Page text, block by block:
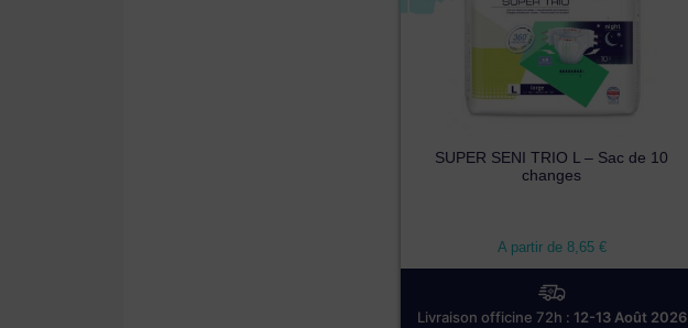
SUPER SENI TRIO L – Sac de 10
changes
A partir de 8,65 €
Livraison officine 72h : 12-13 Août 2026